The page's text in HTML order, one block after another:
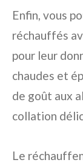
Enfin, vous
réchauffés
pour leur
chaudes et
de goût aux
collation
Le